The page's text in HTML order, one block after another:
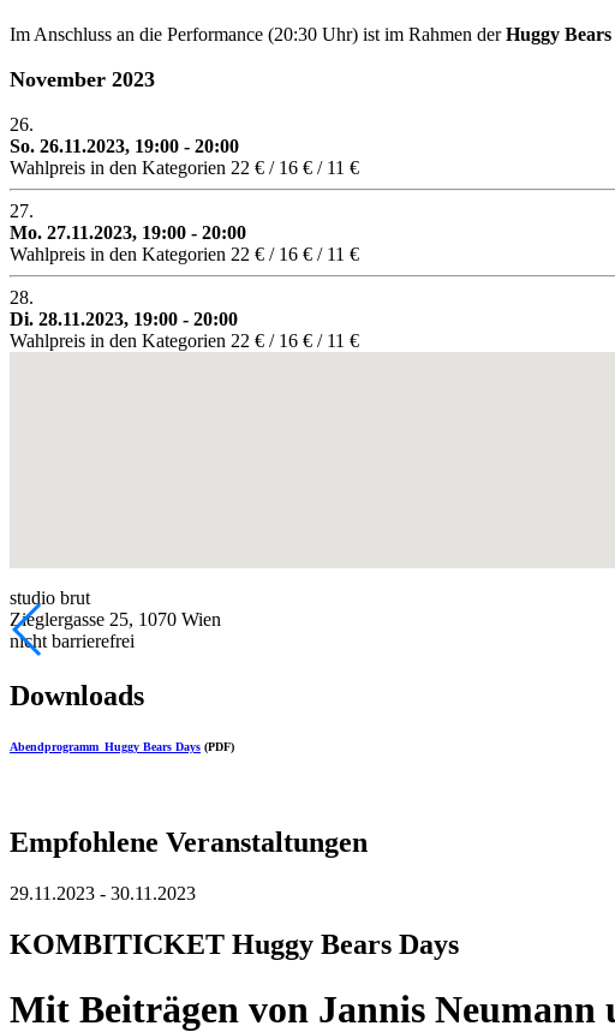
Im Anschluss an die Performance (20:30 Uhr) ist im Rahmen derHuggy Bears
November 2023
26.
So. 26.11.2023, 19:00 - 20:00
Wahlpreis in den Kategorien 22 € / 16 € / 11 €
27.
Mo. 27.11.2023, 19:00 - 20:00
Wahlpreis in den Kategorien 22 € / 16 € / 11 €
28.
Di. 28.11.2023, 19:00 - 20:00
Wahlpreis in den Kategorien 22 € / 16 € / 11 €
studio brut
Zieglergasse 25, 1070 Wien
nicht barrierefrei
Downloads
Abendprogramm_Huggy Bears Days (PDF)
Empfohlene Veranstaltungen
29.11.2023 - 30.11.2023
KOMBITICKET Huggy Bears Days
Mit Beiträgen von Jannis Neumann